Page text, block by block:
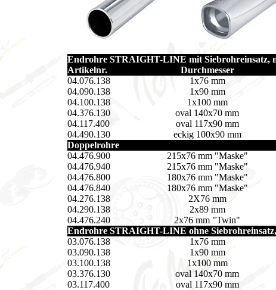
Endrohre STRAIGHT-LINE mit Siebrohreinsatz,
Artikelnr.
Durchmesser
04.076.138
1x76 mm
04.090.138
1x90 mm
04.100.138
1x100 mm
04.376.130
oval 140x70 mm
04.117.400
oval 117x90 mm
04.490.130
eckig 100x90 mm
Doppelrohre
04.476.900
215x76 mm "Maske"
04.476.940
215x76 mm "Maske"
04.476.800
180x76 mm "Maske"
04.476.840
180x76 mm "Maske"
04.276.138
2X76 mm
04.290.138
2x89 mm
04.476.240
2x76 mm "Twin"
Endrohre STRAIGHT-LINE ohne
03.076.138
1x76 mm
03.090.138
1x90 mm
03.100.138
1x100 mm
03.376.130
oval 140x70 mm
03.117.400
oval 117x90 mm